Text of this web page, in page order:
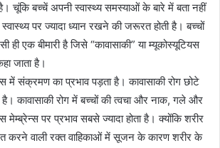
है। चूंकि बच्चें अपनी स्वास्थ्य समस्याओं के बारे में बता नहीं
पर ज्यादा ध्यान रखने की जरूरत होती है। बच्चों
ही एक बीमारी है जिसे “कावासाकी” या म्यूकोस्यूटियस
जाता है।
में संक्रमण का प्रभाव पड़ता है। कावासाकी रोग छोटे
है। कावासाकी रोग में बच्चों की त्वचा और नाक, गले और
पर प्रभाव सबसे ज्यादा होता है। क्योंकि शरीर
करने वाली रक्त वाहिकाओं में सूजन के कारण शरीर के